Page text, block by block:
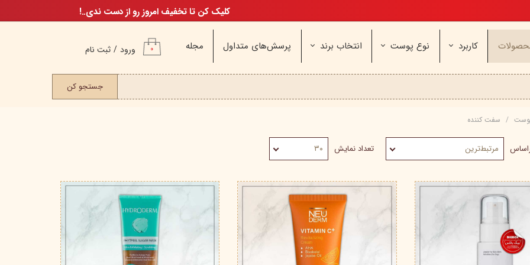
کاربرد
عطر - ادکلن
اسپری بدن
بادی میست
دئودرانت - مام
نوع پوست انتخاب برند
نیوره بیول
ایپک
شون
سریتا آمبرلا
آتوپیا
ویتابلا سینره
پنکاف
فولیکا سیلکر
دلفین
مهرونا
نو‌ آکنه
یونی لد
کاسپین
پرسش‌های متداول مجله ورود / ثبت نام
تغییر گذر واژه
۰
جستجو کن
کلیک کن تا تخفیف امروز رو از دست ندی..!
سفت کننده
مرتبط‌ترین تعداد نمایش ۳۰